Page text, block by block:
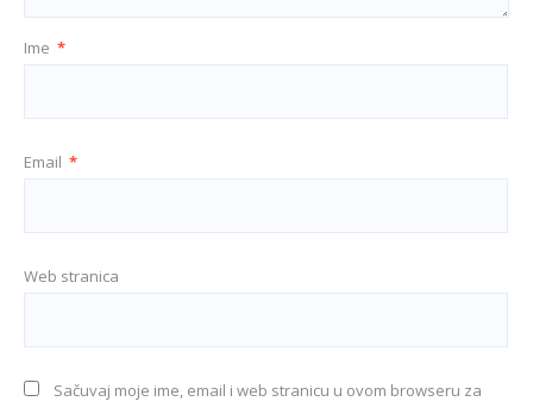
Ime *
Email *
Web stranica
Sačuvaj moje ime, email i web stranicu u ovom browseru za